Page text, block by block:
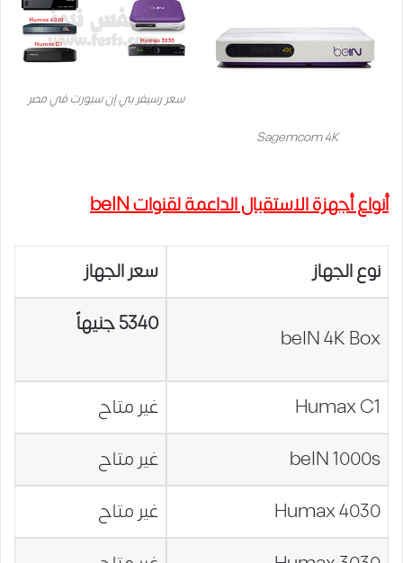
Sagemcom 4K
سعر رسيفر بي إن سبورت في مصر
أنواع أجهزة الاستقبال الداعمة لقنوات beIN
نوع الجهاز سعر الجهاز
beIN 4K Box
5340 جنيهاً
Humax C1
غير متاح
beIN 1000s
غير متاح
Humax 4030
غير متاح